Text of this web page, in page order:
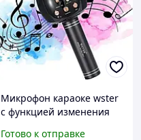
Микрофон караоке wster
с функцией изменения
Готово к отправке